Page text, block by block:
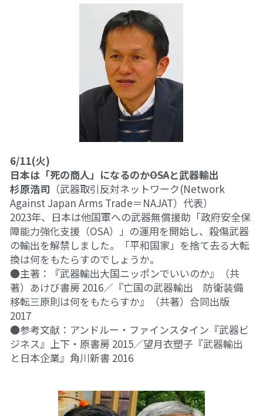
6/11(火)
日本は「死の商人」になるのか――OSAと武器輸出
杉原浩司（武器取引反対ネットワーク(Network
Against Japan Arms Trade＝NAJAT）代表）
2023年、日本は他国軍への武器無償援助「政府安全保
障能力強化支援（OSA）」の運用を開始し、殺傷武器
の輸出を解禁しました。「平和国家」を捨て去る大転
換は何をもたらすのでしょうか。
●主著：『武器輸出大国ニッポンでいいのか』（共
著）あけび書房 2016／『亡国の武器輸出　防衛装備
移転三原則は何をもたらすか』（共著）合同出版
2017
●参考文献：アンドルー・ファインスタイン『武器ビ
ジネス』上下・原書房 2015／望月衣塑子『武器輸出
と日本企業』角川新書 2016